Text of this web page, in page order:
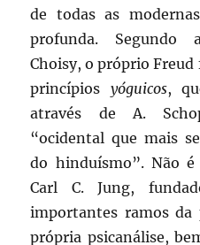
de todas as
profunda. Segundo
Choisy, o próprio
princípios yóguicos,
através de A.
“ocidental que mais
do hinduísmo”. Não
Carl C. Jung,
importantes ramos da
própria psicanálise,